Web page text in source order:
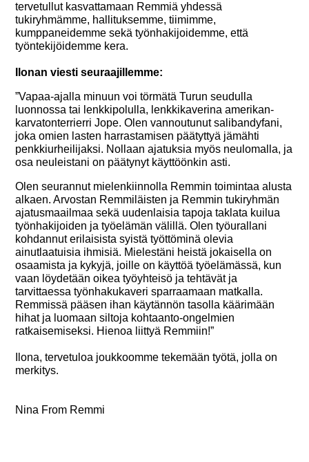
tervetullut kasvattamaan Remmiä yhdessä
tukiryhmämme, hallituksemme, tiimimme,
kumppaneidemme sekä työnhakijoidemme, että
työntekijöidemme kera.
Ilonan viesti seuraajillemme:
”Vapaa-ajalla minuun voi törmätä Turun seudulla
luonnossa tai lenkkipolulla, lenkkikaverina amerikan-
karvatonterrierri Jope. Olen vannoutunut salibandyfani,
joka omien lasten harrastamisen päätyttyä jämähti
penkkiurheilijaksi. Nollaan ajatuksia myös neulomalla, ja
osa neuleistani on päätynyt käyttöönkin asti.
Olen seurannut mielenkiinnolla Remmin toimintaa alusta
alkaen. Arvostan Remmiläisten ja Remmin tukiryhmän
ajatusmaailmaa sekä uudenlaisia tapoja taklata kuilua
työnhakijoiden ja työelämän välillä. Olen työurallani
kohdannut erilaisista syistä työttöminä olevia
ainutlaatuisia ihmisiä. Mielestäni heistä jokaisella on
osaamista ja kykyjä, joille on käyttöä työelämässä, kun
vaan löydetään oikea työyhteisö ja tehtävät ja
tarvittaessa työnhakukaveri sparraamaan matkalla.
Remmissä pääsen ihan käytännön tasolla käärimään
hihat ja luomaan siltoja kohtaanto-ongelmien
ratkaisemiseksi. Hienoa liittyä Remmiin!”
Ilona, tervetuloa joukkoomme tekemään työtä, jolla on
merkitys.
Nina From Remmi